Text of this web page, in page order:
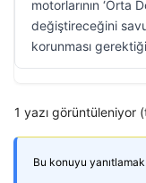
motorlarının ‘Orta
değiştireceğini
korunması
1 yazı görüntüleniyor
Bu konuyu yanıtlamak